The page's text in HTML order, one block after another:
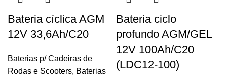
Bateria cíclica AGM
12V 33,6Ah/C20
Baterias p/ Cadeiras de
Rodas e Scooters, Baterias
Bateria ciclo
profundo AGM/GEL
12V 100Ah/C20
(LDC12-100)